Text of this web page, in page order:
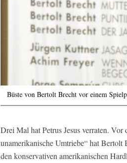
Büste von Bertolt Brecht vor einem
Drei Mal hat Petrus Jesus verraten.
unamerikanische Umtriebe“ hat
den konservativen amerikanischen